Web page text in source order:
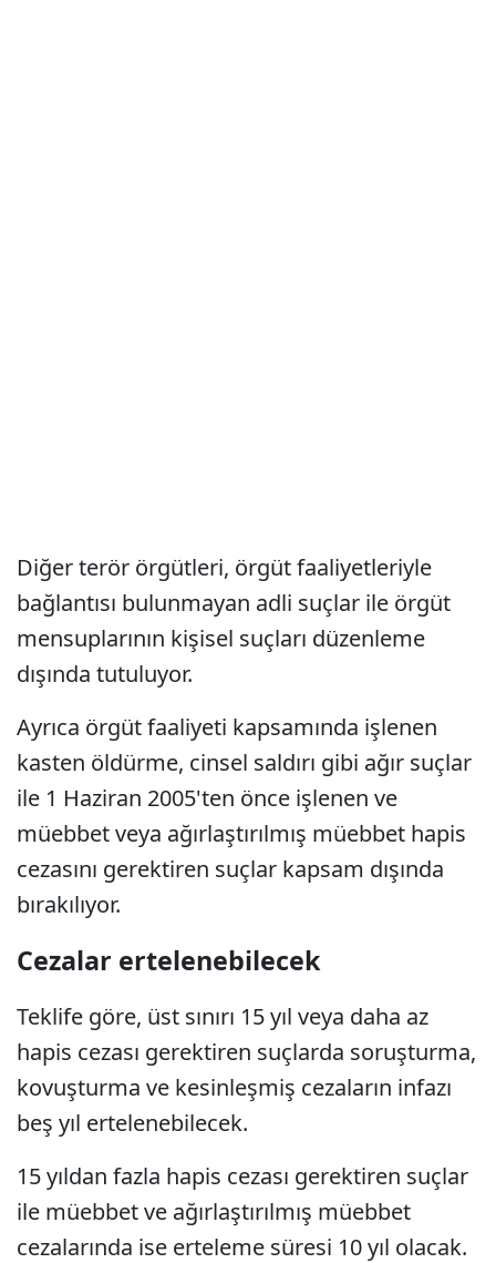
Diğer terör örgütleri, örgüt faaliyetleriyle
bağlantısı bulunmayan adli suçlar ile örgüt
mensuplarının kişisel suçları düzenleme
dışında tutuluyor.
Ayrıca örgüt faaliyeti kapsamında işlenen
kasten öldürme, cinsel saldırı gibi ağır suçlar
ile 1 Haziran 2005'ten önce işlenen ve
müebbet veya ağırlaştırılmış müebbet hapis
cezasını gerektiren suçlar kapsam dışında
bırakılıyor.
Cezalar ertelenebilecek
Teklife göre, üst sınırı 15 yıl veya daha az
hapis cezası gerektiren suçlarda soruşturma,
kovuşturma ve kesinleşmiş cezaların infazı
beş yıl ertelenebilecek.
15 yıldan fazla hapis cezası gerektiren suçlar
ile müebbet ve ağırlaştırılmış müebbet
cezalarında ise erteleme süresi 10 yıl olacak.